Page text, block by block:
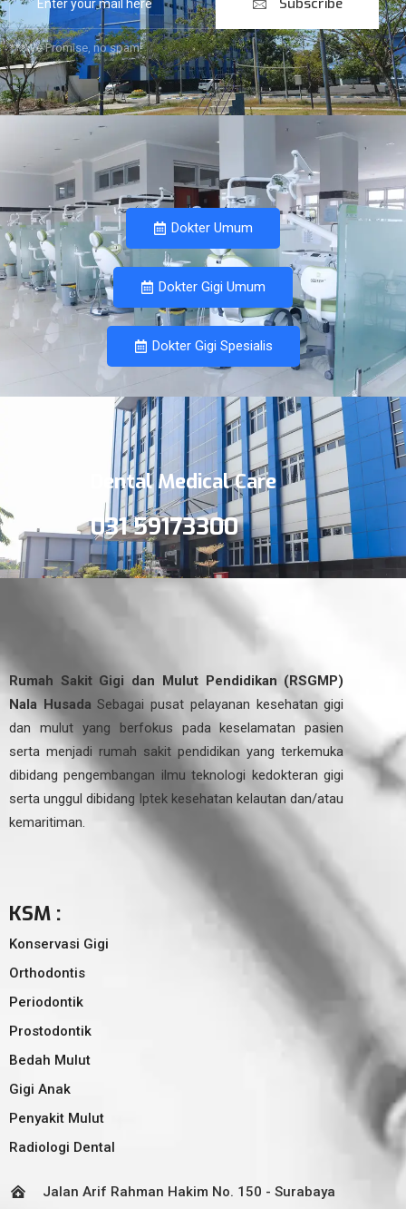
Subscribe
***We Promise, no spam!
Dokter Umum
Dokter Gigi Umum
Dokter Gigi Spesialis
Dental Medical Care
031 59173300
Rumah Sakit Gigi dan Mulut Pendidikan (RSGMP)
Nala Husada Sebagai pusat pelayanan kesehatan gigi
dan mulut yang berfokus pada keselamatan pasien
serta menjadi rumah sakit pendidikan yang terkemuka
dibidang pengembangan ilmu teknologi kedokteran gigi
serta unggul dibidang Iptek kesehatan kelautan dan/atau
kemaritiman.
KSM :
Konservasi Gigi
Orthodontis
Periodontik
Prostodontik
Bedah Mulut
Gigi Anak
Penyakit Mulut
Radiologi Dental
Jalan Arif Rahman Hakim No. 150 - Surabaya